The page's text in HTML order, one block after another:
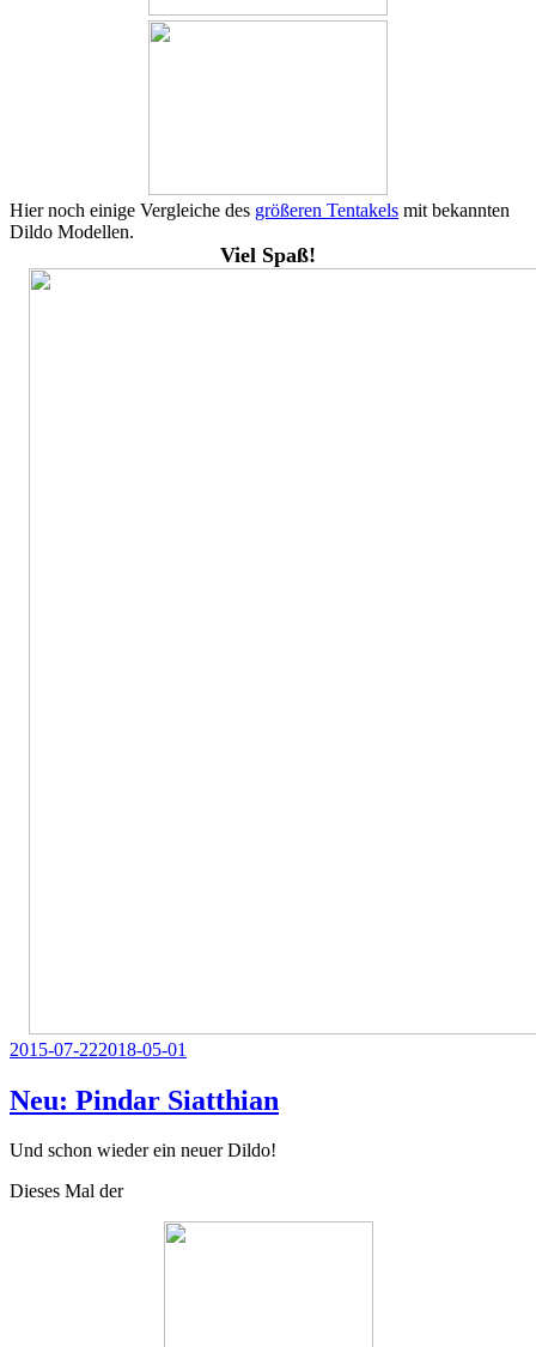
Hier noch einige Vergleiche des größeren Tentakels mit bekannten
Dildo Modellen.
Viel Spaß!
Veröffentlicht
2015-07-222018-05-01
Neu: Pindar Siatthian
Und schon wieder ein neuer Dildo!
Dieses Mal der